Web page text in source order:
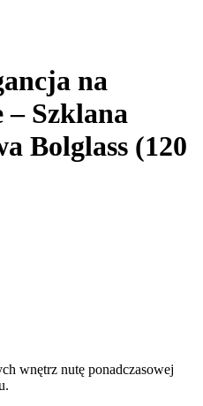
na
Szklana
Bolglass (120
wnętrz nutę ponadczasowej